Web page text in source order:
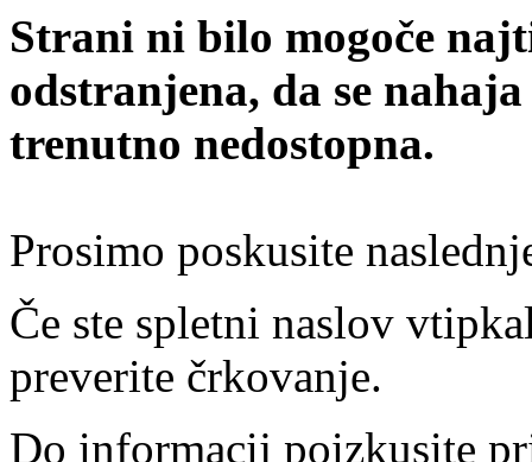
Strani ni bilo mogoče
odstranjena, da se
trenutno nedostopna.
Prosimo poskusite
Če ste spletni naslov
preverite črkovanje.
Do informacij poizkusite